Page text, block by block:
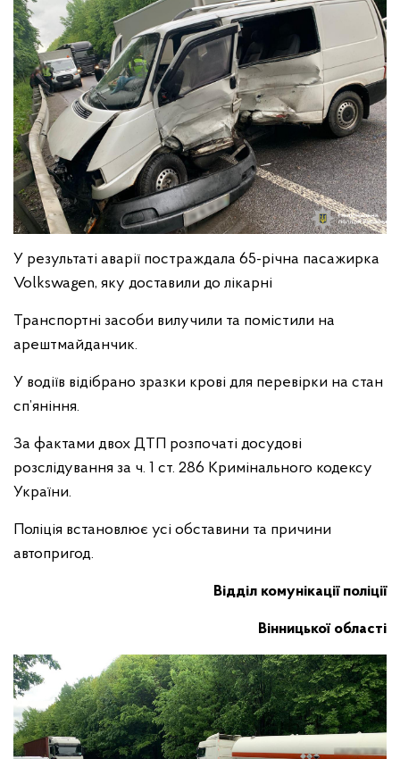
У результаті аварії постраждала 65-річна пасажирка
Volkswagen, яку доставили до лікарні
Транспортні засоби вилучили та помістили на
арештмайданчик.
У водіїв відібрано зразки крові для перевірки на стан
сп’яніння.
За фактами двох ДТП розпочаті досудові
розслідування за ч. 1 ст. 286 Кримінального кодексу
України.
Поліція встановлює усі обставини та причини
автопригод.
Відділ комунікації поліції
Вінницької області